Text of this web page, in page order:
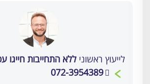
לייעוץ ראשוני ללא התחייבות חייגו
072-3954389